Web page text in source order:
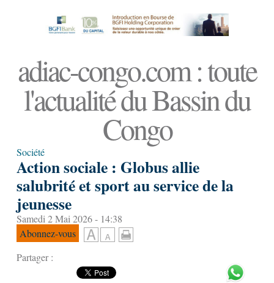
adiac-congo.com : toute
l'actualité du Bassin du
Congo
Société
Action sociale : Globus allie
salubrité et sport au service de la
jeunesse
Samedi 2 Mai 2026 - 14:38
Abonnez-vous
Partager :